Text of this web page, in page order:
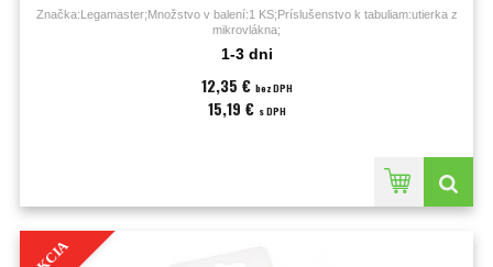
Značka:Legamaster;Množstvo v balení:1 KS;Príslušenstvo k tabuliam:utierka z
mikrovlákna;
1-3 dni
12,35 € bez DPH
15,19 € s DPH